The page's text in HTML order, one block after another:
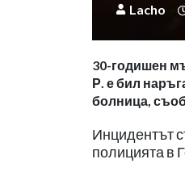
Lacho
30-годишен
Р. е бил
болница,
Инцидентът
полицията в